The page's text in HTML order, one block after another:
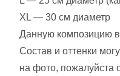
XL — 30 см диаметр
Данную композицию
Состав и оттенки
на фото, пожалуйста